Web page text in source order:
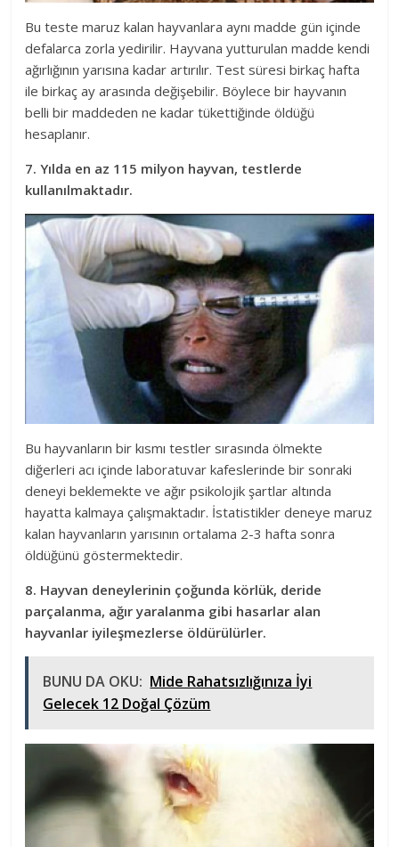
Bu teste maruz kalan hayvanlara aynı madde gün içinde
defalarca zorla yedirilir. Hayvana yutturulan madde kendi
ağırlığının yarısına kadar artırılır. Test süresi birkaç hafta
ile birkaç ay arasında değişebilir. Böylece bir hayvanın
belli bir maddeden ne kadar tükettiğinde öldüğü
hesaplanır.
7. Yılda en az 115 milyon hayvan, testlerde
kullanılmaktadır.
Bu hayvanların bir kısmı testler sırasında ölmekte
diğerleri acı içinde laboratuvar kafeslerinde bir sonraki
deneyi beklemekte ve ağır psikolojik şartlar altında
hayatta kalmaya çalışmaktadır. İstatistikler deneye maruz
kalan hayvanların yarısının ortalama 2-3 hafta sonra
öldüğünü göstermektedir.
8. Hayvan deneylerinin çoğunda körlük, deride
parçalanma, ağır yaralanma gibi hasarlar alan
hayvanlar iyileşmezlerse öldürülürler.
BUNU DA OKU: Mide Rahatsızlığınıza İyi
Gelecek 12 Doğal Çözüm